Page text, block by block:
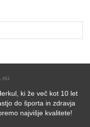
ki že več kot 10 let
do športa in zdravja
najvišje kvalitete!